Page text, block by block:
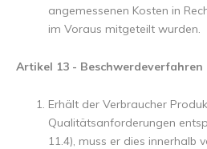
angemessenen Kosten in
im Voraus mitgeteilt wurden.
Artikel 13 - Beschwerdeverfahren
Erhält der Verbraucher
Qualitätsanforderungen
11.4), muss er dies innerhalb